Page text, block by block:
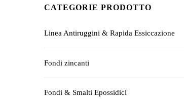
CATEGORIE PRODOTTO
Linea Antiruggini & Rapida Essiccazione
Fondi zincanti
Fondi & Smalti Epossidici